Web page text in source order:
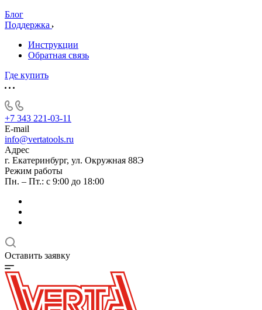
Блог
Поддержка
Инструкции
Обратная связь
Где купить
+7 343 221-03-11
E-mail
info@vertatools.ru
Адрес
г. Екатеринбург, ул. Окружная 88Э
Режим работы
Пн. – Пт.: с 9:00 до 18:00
Оставить заявку